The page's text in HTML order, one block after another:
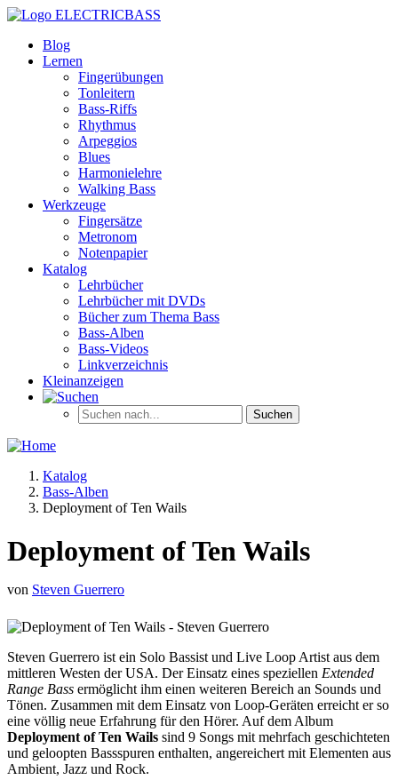
ELECTRICBASS
Blog
Lernen
Fingerübungen
Tonleitern
Bass-Riffs
Rhythmus
Arpeggios
Blues
Harmonielehre
Walking Bass
Werkzeuge
Fingersätze
Metronom
Notenpapier
Katalog
Lehrbücher
Lehrbücher mit DVDs
Bücher zum Thema Bass
Bass-Alben
Bass-Videos
Linkverzeichnis
Kleinanzeigen
Katalog
Bass-Alben
Deployment of Ten Wails
Deployment of Ten Wails
von Steven Guerrero
Steven Guerrero ist ein Solo Bassist und Live Loop Artist aus dem
mittleren Westen der USA. Der Einsatz eines speziellen Extended
Range Bass ermöglicht ihm einen weiteren Bereich an Sounds und
Tönen. Zusammen mit dem Einsatz von Loop-Geräten erreicht er so
eine völlig neue Erfahrung für den Hörer. Auf dem Album
Deployment of Ten Wails sind 9 Songs mit mehrfach geschichteten
und geloopten Bassspuren enthalten, angereichert mit Elementen aus
Ambient, Jazz und Rock.